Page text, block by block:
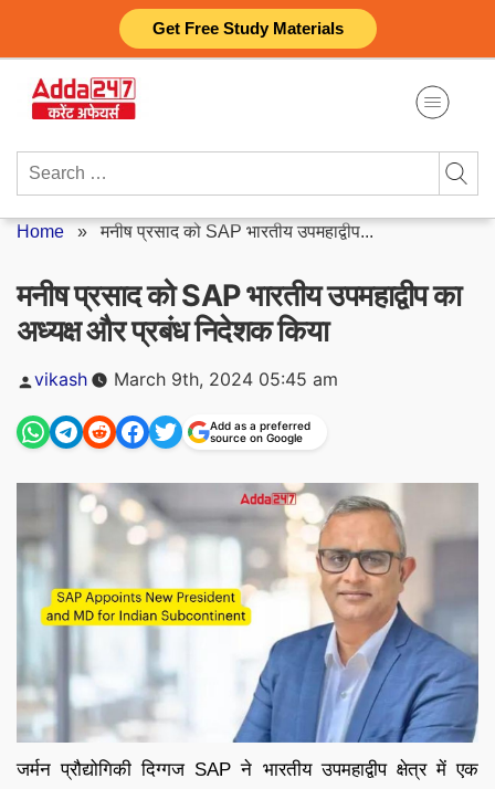
Get Free Study Materials
content
Search
Home »मनीष प्रसाद को SAP भारतीय उपमहाद्वीप...
मनीष प्रसाद को SAP भारतीय उपमहाद्वीप का
अध्यक्ष और प्रबंध निदेशक किया
Posted
vikash March 9th, 2024 05:45 am
Add as a preferred
source on Google
जर्मन प्रौद्योगिकी दिग्गज SAP ने भारतीय उपमहाद्वीप क्षेत्र में एक